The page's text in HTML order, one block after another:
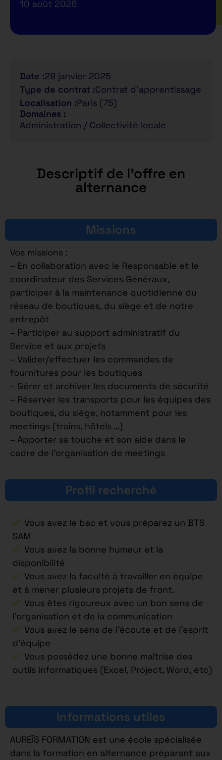
10 août 2026
Date :29 janvier 2025
Type de contrat :Contrat d'apprentissage
Localisation :Paris (75)
Domaines :
Administration / Collectivité locale
Descriptif de l'offre en
alternance
Missions
Vos missions :
– En collaboration avec le Responsable et le
coordinateur des Services Généraux,
participer à la maintenance quotidienne du
réseau de boutiques, du siège et de notre
entrepôt
– Participer au support administratif du
Service et aux projets
– Valider/effectuer les commandes de
fournitures pour les boutiques
– Gérer et archiver les documents de sécurité
– Réserver les transports pour les équipes des
boutiques, du siège, notamment pour les
meetings (trains, hôtels …)
– Apporter sa touche et son aide dans le
cadre de l’organisation de meetings
Profil recherché
Vous avez le bac et vous préparez un BTS
SAM
Vous avez la bonne humeur et la
disponibilité
Vous avez la faculté à travailler en équipe
et à mener plusieurs projets de front.
Vous êtes rigoureux avec un bon sens de
l’organisation et de la communication
Vous avez le sens de l’écoute et de l’esprit
d’équipe
Vous possédez une bonne maîtrise des
outils informatiques (Excel, Project, Word, etc)
Informations utiles
AUREÏS FORMATION est une école spécialisée
dans la formation en alternance préparant aux